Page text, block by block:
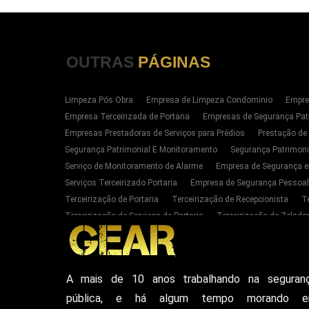
OUTRAS PÁGINAS
Limpeza Pós Obra Empresa de Limpeza Condominio
Empresa Terceirizada de Portaria
Empresas de Segurança
Empresas Prestadoras de Serviços para Prédios
Prestação
Segurança Patrimonial E Monitoramento
Segurança
Serviço de Monitoramento de Alarme
Empresa de Segurança
Serviços Terceirizado Portaria
Empresa de Segurança Pessoal
Terceirização de Portaria
Terceirização de Recepcionista
Terceirização de Serviços de Portaria
Terceirização de
Empresas de Portaria E Limpeza Sp Zona Oeste
Empresas
Serviços Terceirizado Portaria em SP
Segurança Patrimonial
Empresa De Seguranca Particular
Empresa De Seguranca
Seguranca Particular Armada
Seguranca Pessoal Privada
A mais de 10 anos trabalhando na
pública, e há algum tempo morando